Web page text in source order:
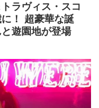
ラヴィス・スコ
！ 超豪華な誕
遊園地が登場